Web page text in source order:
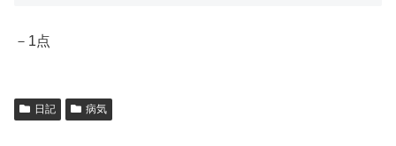
－1点
日記 病気